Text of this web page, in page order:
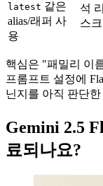
latest 같은
alias/래퍼 사
용
석 리
스크
핵심은 "패밀리 이
프롬프트 설정에
닌지를 아직 판단
Gemini 2.5
료되나요?